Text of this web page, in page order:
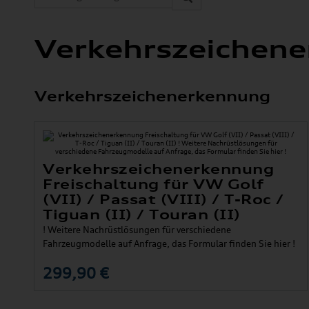
Verkehrszeichenerkennung
Verkehrszeichenerkennung
Freischaltung für VW Golf
(VII) / Passat (VIII) / T-Roc /
Tiguan (II) / Touran (II)
! Weitere Nachrüstlösungen für verschiedene
Fahrzeugmodelle auf Anfrage, das Formular finden Sie hier !
299,90 €